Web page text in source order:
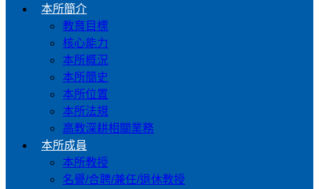
本所簡介
教育目標
核心能力
本所概況
本所簡史
本所位置
本所法規
高教深耕相關業務
本所成員
本所教授
名譽/合聘/兼任/退休教授